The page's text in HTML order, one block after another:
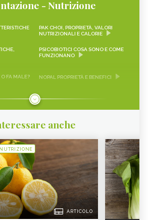
- Nutrizione
PAK CHOI, PROPRIETÀ, VALORI
NUTRIZIONALI E CALORIE
PSICOBIOTICI COSA SONO E COME
FUNZIONANO
FA MALE? NOPAL PROPRIETÀ E BENEFICI
CRAUTI, PROPRIETÀ, VALORI
NUTRIZIONALI E RICETTE
SCAROLA
SEITAN PROPRIETÀ E BENEFICI
VERDURA DI STAGIONE, MARZO
ACQUAFABA
QUALI SONO LE CARNI BIANCHE -
CURE-NATURALI.IT
anche
NUTRIZIONE
ARTICOLO